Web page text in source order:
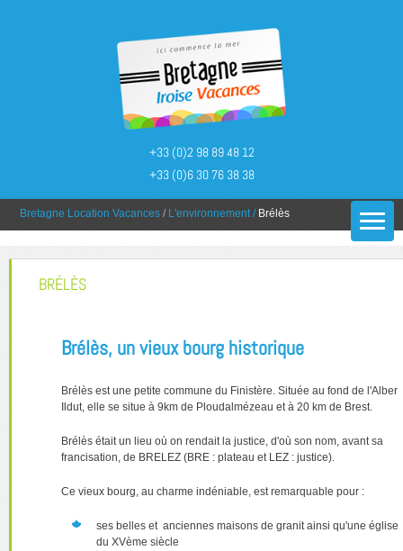
+33 (0)2 98 89 48 12
+33 (0)6 30 76 38 38
You are here:
Bretagne Location Vacances / L'environnement/ Brélès
BRÉLÈS
Brélès, un vieux bourg historique
Brélès est une petite commune du Finistère. Située au fond de l'Alber
Ildut, elle se situe à 9km de Ploudalmézeau et à 20 km de Brest.
Brélès était un lieu où on rendait la justice, d'où son nom, avant sa
francisation, de BRELEZ (BRE : plateau et LEZ : justice).
Ce vieux bourg, au charme indéniable, est remarquable pour :
ses belles et anciennes maisons de granit ainsi qu'une église
du XVème siècle